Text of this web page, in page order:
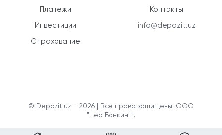
Платежи
Инвестиции
Страхование
Контакты
info@depozit.uz
© Depozit.uz - 2026 | Все права защищены. ООО
"Нео Банкинг".